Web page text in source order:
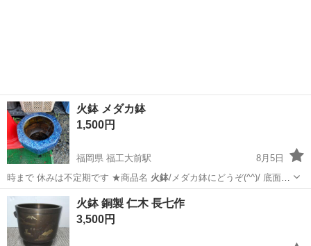
火鉢 メダカ鉢
1,500円
福岡県 福工大前駅
8月5日
時まで 休みは不定期です ★商品名 火鉢/メダカ鉢にどうぞ(^^)/ 底面
ヒ…
福岡 糟屋郡 福工大前駅 その他
火鉢 銅製 仁木 長七作
3,500円